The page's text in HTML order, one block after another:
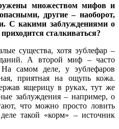
множеством мифов и
другие – наоборот,
С какими заблуждениями о
сталкиваться?
существа, хотя эублефар –
А второй миф – часто
самом деле, у эублефаров
приятная на ощупь кожа.
ящерицу в руках, тут же
заблуждения – например, о
что можно просто ловить
такой «корм» – источник